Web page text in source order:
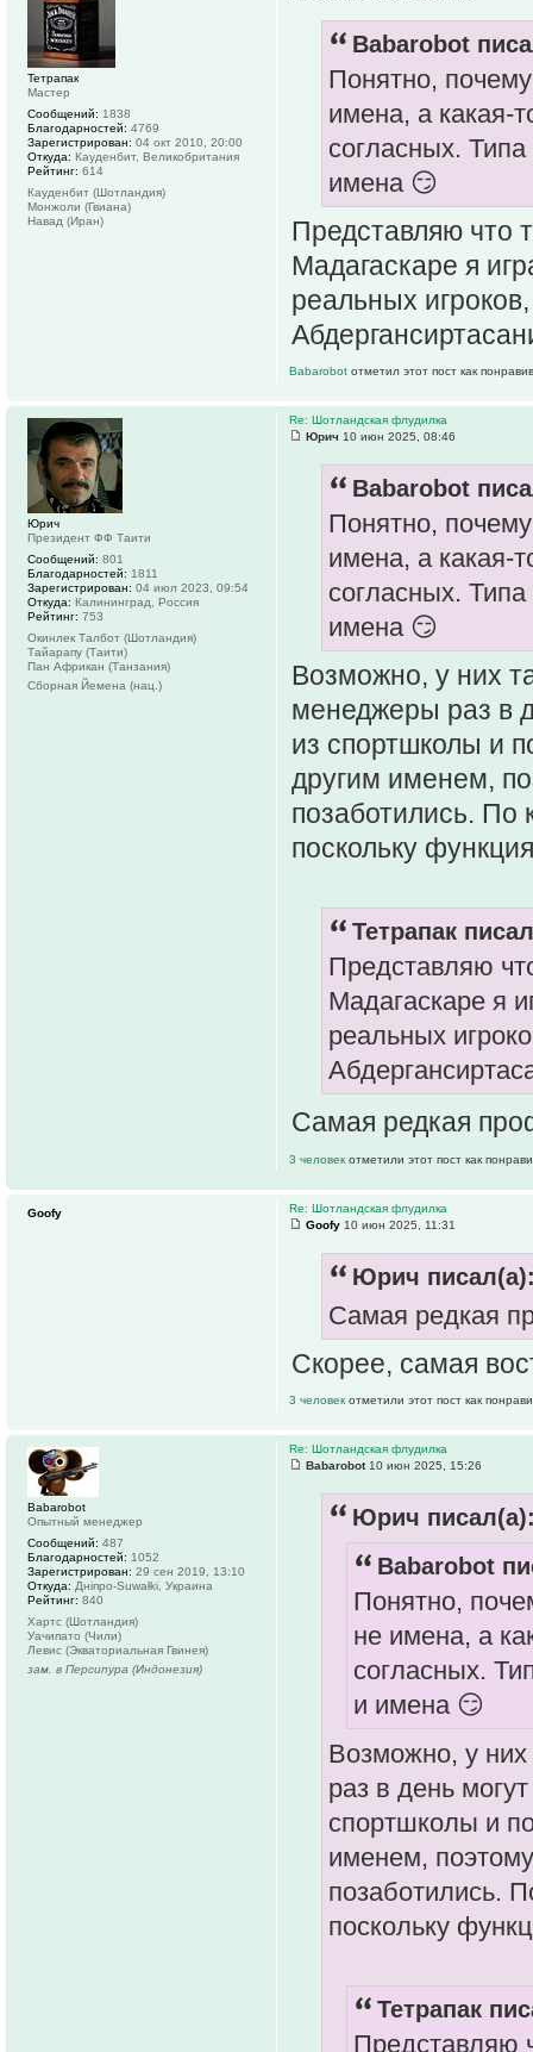
Babarobot
Понятно,
имена, а какая-
согласных.
имена 😏
Представляю что
Мадагаскаре я
реальных
Babarobot отметил этот пост как
Тетрапак
Мастер
Сообщений: 1838
Благодарностей: 4769
Зарегистрирован: 04 окт 2010, 20:00
Откуда: Кауденбит, Великобритания
Рейтинг: 614
Кауденбит (Шотландия)
Монжоли (Гвиана)
Навад (Иран)
Re: Шотландская флудилка
Юрич 10 июн 2025, 08:46
Babarobot
Понятно,
имена, а какая-
согласных.
имена 😏
Возможно, у них
менеджеры раз в
из спортшколы и
другим именем,
позаботились. По
поскольку
Тетрапак
Представляю
Мадагаскаре я
реальных
Самая редкая
3 человек отметили этот пост как
Юрич
Президент ФФ Таити
Сообщений: 801
Благодарностей: 1811
Зарегистрирован: 04 июл 2023, 09:54
Откуда: Калининград, Россия
Рейтинг: 753
Окинлек Талбот (Шотландия)
Тайарапу (Таити)
Пан Африкан (Танзания)
Сборная Йемена (нац.)
Re: Шотландская флудилка
Goofy 10 июн 2025, 11:31
Юрич
Самая редкая
Скорее, самая
3 человек отметили этот пост как
Goofy
Re: Шотландская флудилка
Babarobot10 июн 2025, 15:26
Юрич
Babarobot
Понятно,
не имена, а
согласных.
и имена 😏
Возможно, у
раз в день
спортшколы и
именем,
позаботились.
поскольку
Тетрапак
Представляю
Babarobot
Опытный менеджер
Сообщений: 487
Благодарностей: 1052
Зарегистрирован: 29 сен 2019, 13:10
Откуда: Дніпро-Suwałki, Украина
Рейтинг: 840
Хартс (Шотландия)
Уачипато (Чили)
Левис (Экваториальная Гвинея)
зам. в Персипура (Индонезия)